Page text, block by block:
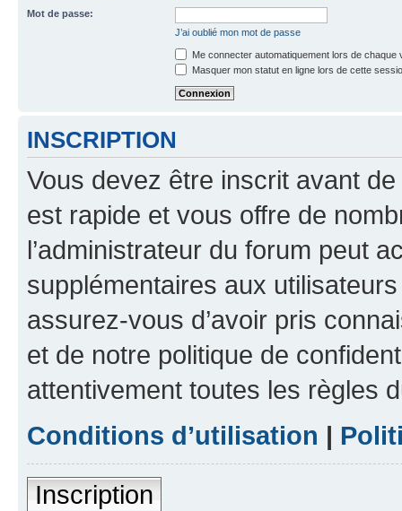
Mot de passe:
J’ai oublié mon mot de passe
Me connecter automatiquement lors de chaque
Masquer mon statut en ligne lors de cette
INSCRIPTION
Vous devez être inscrit avant
est rapide et vous offre de
l’administrateur du forum peut
supplémentaires aux
assurez-vous d’avoir pris
et de notre politique de
attentivement toutes les règles
Conditions d’utilisation |
Inscription